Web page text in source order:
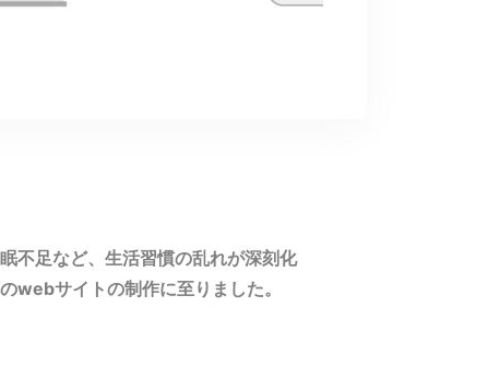
不足など、生活習慣の乱れが深刻化
webサイトの制作に至りました。